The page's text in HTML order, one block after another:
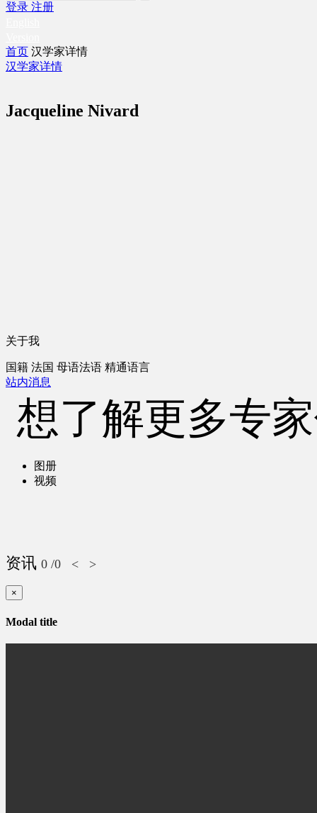
登录 注册
首页 汉学家详情
汉学家详情
Jacqueline Nivard
关于我
国籍 法国 母语法语 精通语言
站内消息
想了解更多专
图册
视频
资讯 0 /0 < >
×
Modal title